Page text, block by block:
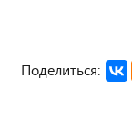
Поделиться: